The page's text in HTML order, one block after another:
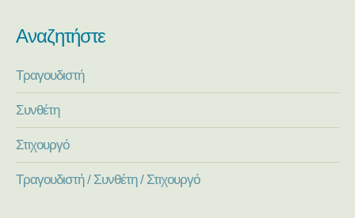
Αναζητήστε
Τραγουδιστή
Συνθέτη
Στιχουργό
Τραγουδιστή / Συνθέτη / Στιχουργό